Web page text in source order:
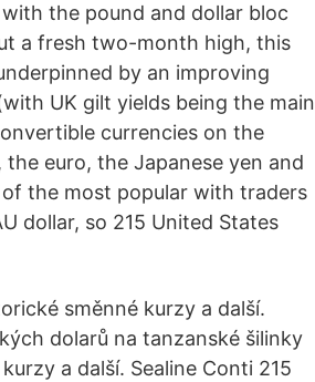
the pound and dollar bloc
a fresh two-month high, this
by an improving
UK gilt yields being the main
currencies on the
euro, the Japanese yen and
the most popular with traders
dollar, so 215 United States
směnné kurzy a další.
dolarů na tanzanské šilinky
a další. Sealine Conti 215